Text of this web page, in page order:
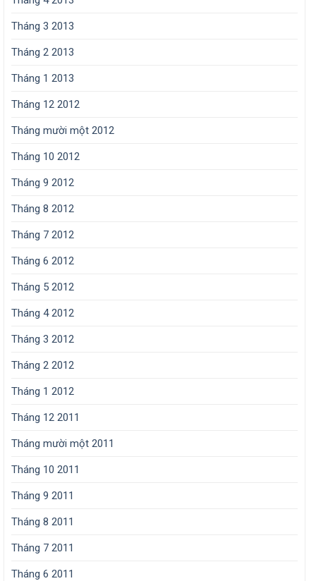
Tháng 3 2013
Tháng 2 2013
Tháng 1 2013
Tháng 12 2012
Tháng mười một 2012
Tháng 10 2012
Tháng 9 2012
Tháng 8 2012
Tháng 7 2012
Tháng 6 2012
Tháng 5 2012
Tháng 4 2012
Tháng 3 2012
Tháng 2 2012
Tháng 1 2012
Tháng 12 2011
Tháng mười một 2011
Tháng 10 2011
Tháng 9 2011
Tháng 8 2011
Tháng 7 2011
Tháng 6 2011